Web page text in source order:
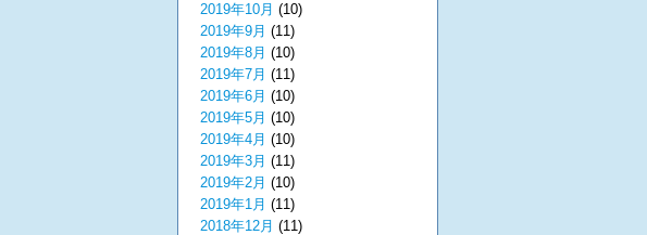
2019年10月 (10)
2019年9月 (11)
2019年8月 (10)
2019年7月 (11)
2019年6月 (10)
2019年5月 (10)
2019年4月 (10)
2019年3月 (11)
2019年2月 (10)
2019年1月 (11)
2018年12月 (11)